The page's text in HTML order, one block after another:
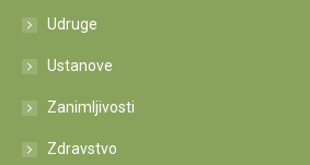
Udruge
Ustanove
Zanimljivosti
Zdravstvo